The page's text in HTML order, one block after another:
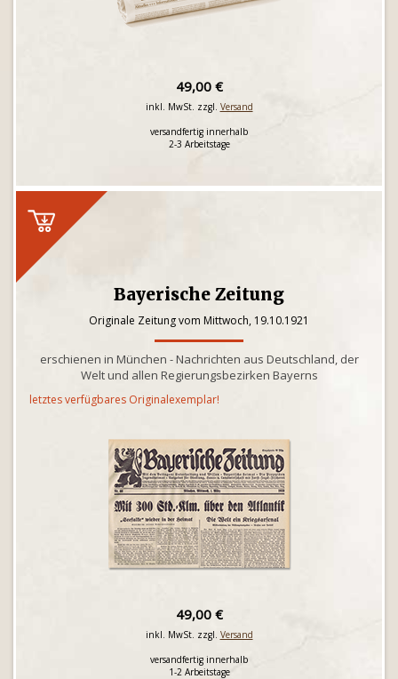
49,00 €
inkl. MwSt. zzgl. Versand
versandfertig innerhalb
2-3 Arbeitstage
Bayerische Zeitung
Originale Zeitung vom Mittwoch, 19.10.1921
erschienen in München - Nachrichten aus Deutschland, der
Welt und allen Regierungsbezirken Bayerns
letztes verfügbares Originalexemplar!
49,00 €
inkl. MwSt. zzgl. Versand
versandfertig innerhalb
1-2 Arbeitstage